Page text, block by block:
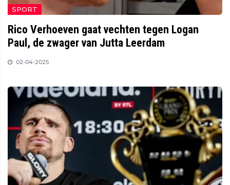
SPORT
Rico Verhoeven gaat vechten tegen Logan
Paul, de zwager van Jutta Leerdam
02-04-2025